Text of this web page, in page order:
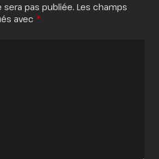
sera pas publiée. Les champs
avec *